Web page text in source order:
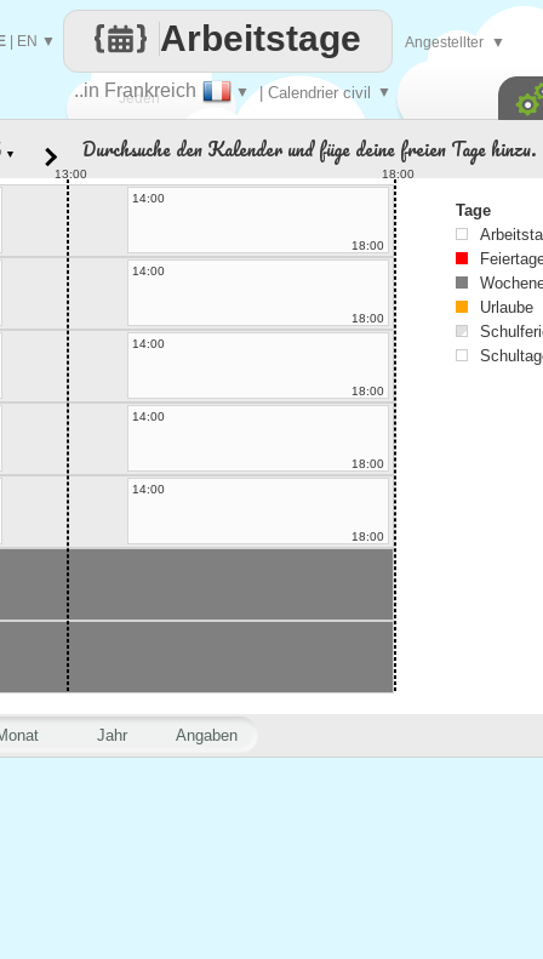
Jeden
..in Frankreich ▼ | Calendrier civil ▼
Arbeitstage
EN ▼ Angestellter ▼
Jahr Angaben
▼ Durchsuche den Kalender und füge deine freien Tage hinzu.
13:00
18:00
14:00
18:00
14:00
18:00
14:00
18:00
14:00
18:00
14:00
18:00
Tage
Urlaube